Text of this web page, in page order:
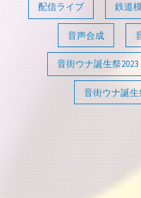
配信ライブ 鉄道
音声合成
音街ウナ誕生祭2023
音街ウナ誕生